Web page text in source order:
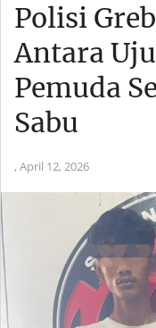
Polisi
Antara
Pemuda
Sabu
, April 12, 2026